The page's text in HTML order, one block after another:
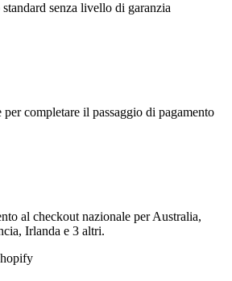
senza livello di garanzia
completare il passaggio di pagamento
al checkout nazionale per Australia,
Irlanda e 3 altri.